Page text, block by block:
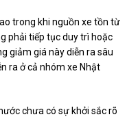
trong khi nguồn xe tồn từ
phải tiếp tục duy trì hoặc
giảm giá này diễn ra sâu
ra ở cả nhóm xe Nhật
chưa có sự khởi sắc rõ